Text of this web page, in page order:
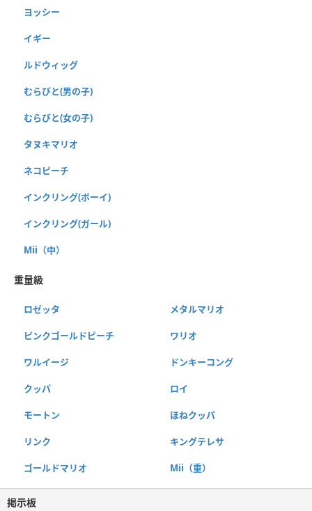
ヨッシー
イギー
ルドウィッグ
むらびと(男の子)
むらびと(女の子)
タヌキマリオ
ネコピーチ
インクリング(ボーイ)
インクリング(ガール)
Mii（中）
重量級
ロゼッタ メタルマリオ
ピンクゴールドピーチ ワリオ
ワルイージ ドンキーコング
クッパ ロイ
モートン ほねクッパ
リンク キングテレサ
ゴールドマリオ Mii（重）
掲示板